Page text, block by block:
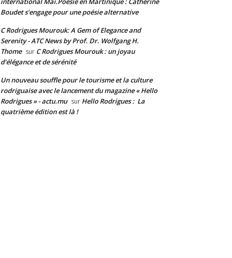
Boudet s’engage pour une poésie alternative
C Rodrigues Mourouk: A Gem of Elegance and
Serenity - ATC News by Prof. Dr. Wolfgang H.
Thome sur C Rodrigues Mourouk : un joyau
d’élégance et de sérénité
Un nouveau souffle pour le tourisme et la culture
rodriguaise avec le lancement du magazine « Hello
Rodrigues » - actu.mu sur Hello Rodrigues : La
quatrième édition est là !